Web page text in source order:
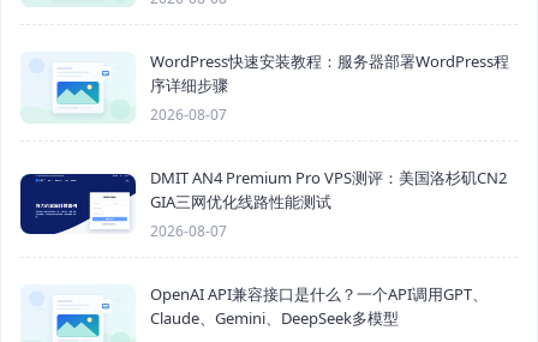
WordPress快速安装教程：服务器部署WordPress程
序详细步骤
2026-08-07
DMIT AN4 Premium Pro VPS测评：美国洛杉矶CN2
GIA三网优化线路性能测试
2026-08-07
OpenAI API兼容接口是什么？一个API调用GPT、
Claude、Gemini、DeepSeek多模型